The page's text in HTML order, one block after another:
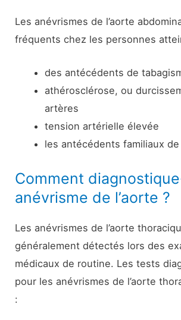
Les anévrismes de l’aorte
fréquents chez les personnes
des antécédents de
athérosclérose, ou
artères
tension artérielle élevée
les antécédents familiaux de
Comment
anévrisme de l’aorte ?
Les anévrismes de l’aorte
généralement détectés lors des
médicaux de routine. Les tests
pour les anévrismes de l’aorte
: